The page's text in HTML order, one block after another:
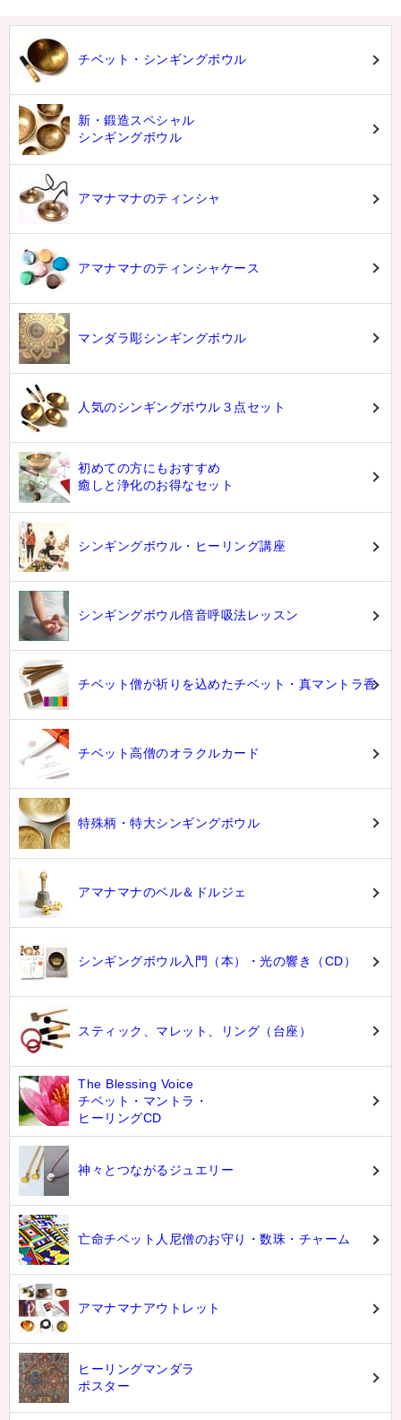
チベット・シンギングボウル
新・鍛造スペシャル
シンギングボウル
アマナマナのティンシャ
アマナマナのティンシャケース
マンダラ彫シンギングボウル
人気のシンギングボウル３点セット
初めての方にもおすすめ
癒しと浄化のお得なセット
シンギングボウル・ヒーリング講座
シンギングボウル倍音呼吸法レッスン
チベット僧が祈りを込めたチベット・真マントラ香
チベット高僧のオラクルカード
特殊柄・特大シンギングボウル
アマナマナのベル＆ドルジェ
シンギングボウル入門（本）・光の響き（CD）
スティック、マレット、リング（台座）
The Blessing Voice
チベット・マントラ・
ヒーリングCD
神々とつながるジュエリー
亡命チベット人尼僧のお守り・数珠・チャーム
アマナマナアウトレット
ヒーリングマンダラ
ポスター